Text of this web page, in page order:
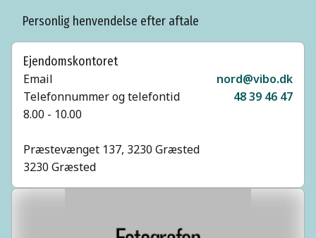
Personlig henvendelse efter aftale
Ejendomskontoret
Email
nord@vibo.dk
Telefonnummer og telefontid
48 39 46 47
8.00 - 10.00
Præstevænget 137, 3230 Græsted
3230 Græsted